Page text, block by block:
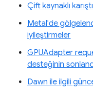
Çift kaynaklı
Metal'de
iyileştirmeler
GPUAdapter
desteğinin
Dawn ile ilgili